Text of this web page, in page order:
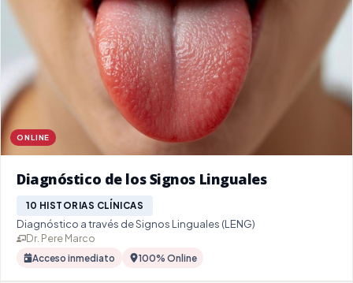
ONLINE
Diagnóstico de los Signos Linguales
10 HISTORIAS CLÍNICAS
Diagnóstico a través de Signos Linguales (LENG)
Dr. Pere Marco
Acceso inmediato 100% Online